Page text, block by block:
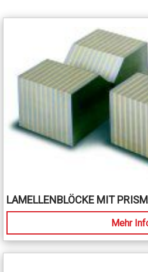
LAMELLENBLÖCKE MIT
Mehr